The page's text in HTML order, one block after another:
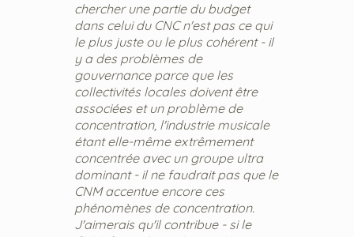
chercher une partie du budget
dans celui du CNC n'est pas ce qui
le plus juste ou le plus cohérent - il
y a des problèmes de
gouvernance parce que les
collectivités locales doivent être
associées et un problème de
concentration, l'industrie musicale
étant elle-même extrêmement
concentrée avec un groupe ultra
dominant - il ne faudrait pas que le
CNM accentue encore ces
phénomènes de concentration.
J'aimerais qu'il contribue - si le